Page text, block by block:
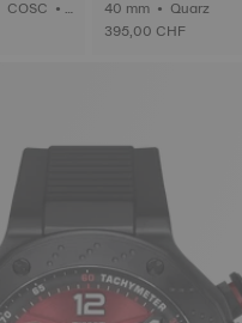
40 mm • Quarz
395,00 CHF